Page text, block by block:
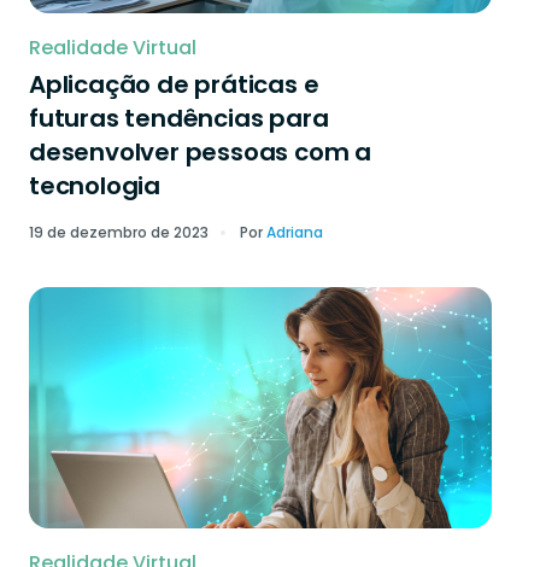
Realidade Virtual
Aplicação de práticas e
futuras tendências para
desenvolver pessoas com a
tecnologia
19 de dezembro de 2023 PorAdriana